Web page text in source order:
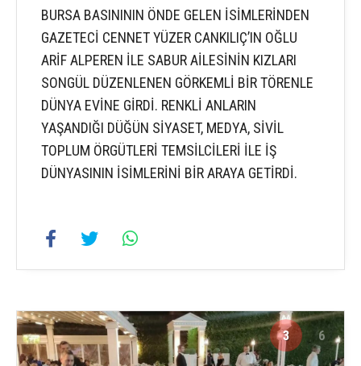
BURSA BASINININ ÖNDE GELEN İSİMLERİNDEN
GAZETECİ CENNET YÜZER CANKILIÇ’IN OĞLU
ARİF ALPEREN İLE SABUR AİLESİNİN KIZLARI
SONGÜL DÜZENLENEN GÖRKEMLİ BİR TÖRENLE
DÜNYA EVİNE GİRDİ. RENKLİ ANLARIN
YAŞANDIĞI DÜĞÜN SİYASET, MEDYA, SİVİL
TOPLUM ÖRGÜTLERİ TEMSİLCİLERİ İLE İŞ
DÜNYASININ İSİMLERİNİ BİR ARAYA GETİRDİ.
3 6